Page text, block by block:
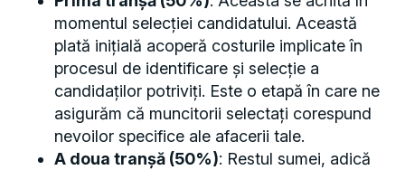
momentul selecției candidatului. Această
plată inițială acoperă costurile implicate în
procesul de identificare și selecție a
candidaților potriviți. Este o etapă în care ne
asigurăm că muncitorii selectați corespund
nevoilor specifice ale afacerii tale.
A doua tranșă (50%): Restul sumei, adică